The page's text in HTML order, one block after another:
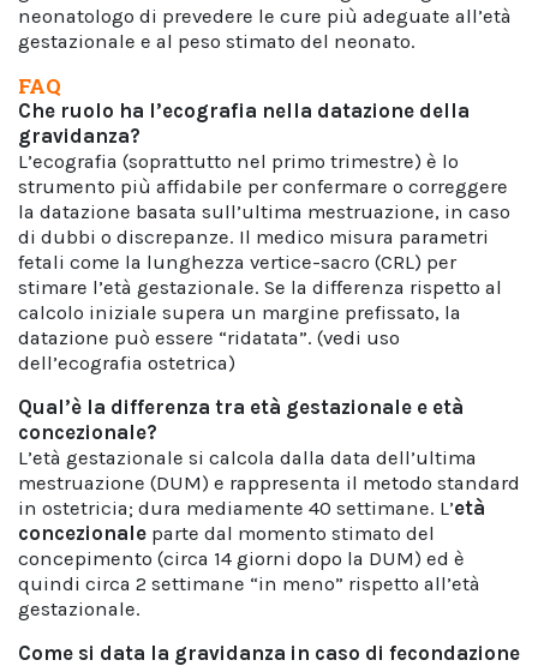
neonatologo di prevedere le cure più adeguate all’età
gestazionale e al peso stimato del neonato.
FAQ
Che ruolo ha l’ecografia nella datazione della
gravidanza?
L’ecografia (soprattutto nel primo trimestre) è lo
strumento più affidabile per confermare o correggere
la datazione basata sull’ultima mestruazione, in caso
di dubbi o discrepanze. Il medico misura parametri
fetali come la lunghezza vertice-sacro (CRL) per
stimare l’età gestazionale. Se la differenza rispetto al
calcolo iniziale supera un margine prefissato, la
datazione può essere “ridatata”. (vedi uso
dell’ecografia ostetrica)
Qual’è la differenza tra età gestazionale e età
concezionale?
L’età gestazionale si calcola dalla data dell’ultima
mestruazione (DUM) e rappresenta il metodo standard
in ostetricia; dura mediamente 40 settimane. L’età
concezionale parte dal momento stimato del
concepimento (circa 14 giorni dopo la DUM) ed è
quindi circa 2 settimane “in meno” rispetto all’età
gestazionale.
Come si data la gravidanza in caso di fecondazione